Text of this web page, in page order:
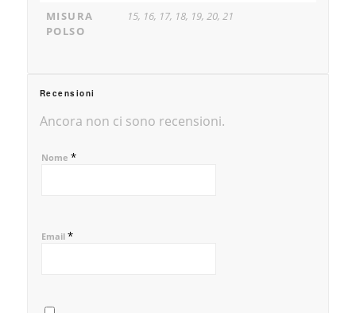
MISURA
POLSO
15, 16, 17, 18, 19, 20, 21
Recensioni
Ancora non ci sono recensioni.
Nome *
Email *